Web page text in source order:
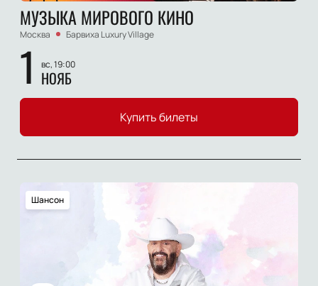
МУЗЫКА МИРОВОГО КИНО
Москва Барвиха Luxury Village
1 вс, 19:00
НОЯБ
Купить билеты
Шансон